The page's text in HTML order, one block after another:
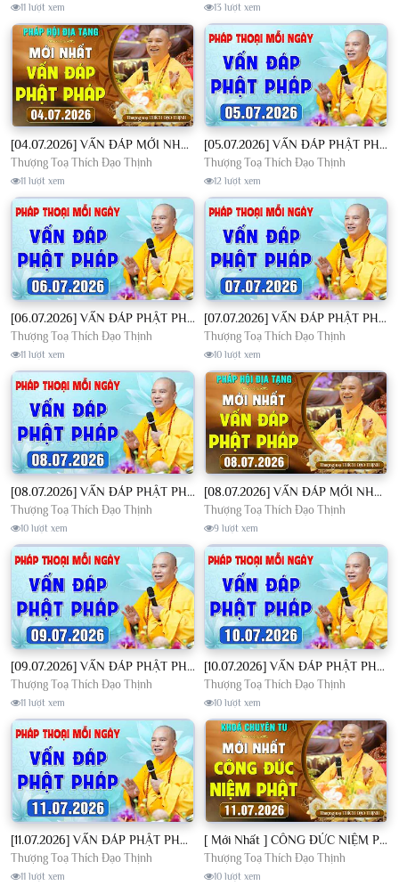
11 lượt xem 13 lượt xem
[04.07.2026] VẤN ĐÁP MỚI NHẤT - Pháp Hội Địa Tạng Chùa Khai Nguyên | TT. Thích Đạo Thịnh
Thượng Toạ Thích Đạo Thịnh
11 lượt xem
[05.07.2026] VẤN ĐÁP PHẬT PHÁP - Nghe Thầy giảng Pháp mỗi ngày CÔNG ĐỨC VÔ LƯỢNG│TT. Thích Đạo Thịnh
Thượng Toạ Thích Đạo Thịnh
12 lượt xem
[06.07.2026] VẤN ĐÁP PHẬT PHÁP - Nghe Thầy giảng Pháp mỗi ngày CÔNG ĐỨC VÔ LƯỢNG│TT. Thích Đạo Thịnh
Thượng Toạ Thích Đạo Thịnh
11 lượt xem
[07.07.2026] VẤN ĐÁP PHẬT PHÁP - Nghe Thầy giảng Pháp mỗi ngày CÔNG ĐỨC VÔ LƯỢNG│TT. Thích Đạo Thịnh
Thượng Toạ Thích Đạo Thịnh
10 lượt xem
[08.07.2026] VẤN ĐÁP PHẬT PHÁP - Nghe Thầy giảng Pháp mỗi ngày CÔNG ĐỨC VÔ LƯỢNG│TT. Thích Đạo Thịnh
Thượng Toạ Thích Đạo Thịnh
10 lượt xem
[08.07.2026] VẤN ĐÁP MỚI NHẤT - Pháp Hội Địa Tạng Chùa Khai Nguyên | TT. Thích Đạo Thịnh
Thượng Toạ Thích Đạo Thịnh
9 lượt xem
[09.07.2026] VẤN ĐÁP PHẬT PHÁP - Nghe Thầy giảng Pháp mỗi ngày CÔNG ĐỨC VÔ LƯỢNG│TT. Thích Đạo Thịnh
Thượng Toạ Thích Đạo Thịnh
11 lượt xem
[10.07.2026] VẤN ĐÁP PHẬT PHÁP - Nghe Thầy giảng Pháp mỗi ngày CÔNG ĐỨC VÔ LƯỢNG│TT. Thích Đạo Thịnh
Thượng Toạ Thích Đạo Thịnh
10 lượt xem
[11.07.2026] VẤN ĐÁP PHẬT PHÁP - Nghe Thầy giảng Pháp mỗi ngày CÔNG ĐỨC VÔ LƯỢNG│TT. Thích Đạo Thịnh
Thượng Toạ Thích Đạo Thịnh
11 lượt xem
[ Mới Nhất ] CÔNG ĐỨC NIỆM PHẬT - Khoá Chuyên Tu Chùa Khai Nguyên 11/07/2026 | TT. Thích Đạo Thịnh
Thượng Toạ Thích Đạo Thịnh
10 lượt xem